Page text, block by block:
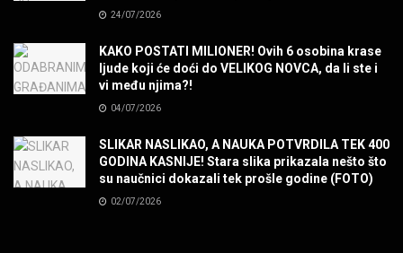
Miss You! Charlie Watts
MUZIKA
MUZIKA
MAD MAD DRUMMER!
24/07/2026
KAKO POSTATI MILIONER! Ovih 6 osobina krase
ljude koji će doći do VELIKOG NOVCA, da li ste i
vi među njima?!
04/07/2026
SLIKAR NASLIKAO, A NAUKA POTVRDILA TEK 400
GODINA KASNIJE! Stara slika prikazala nešto što
su naučnici dokazali tek prošle godine (FOTO)
02/07/2026